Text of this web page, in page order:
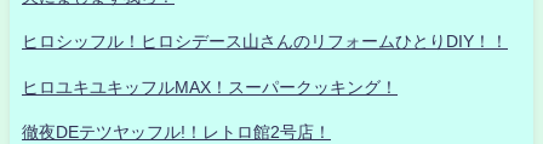
ヒロシッフル！ヒロシデース山さんのリフォームひとりDIY！！
ヒロユキユキッフルMAX！スーパークッキング！
徹夜DEテツヤッフル!！レトロ館2号店！